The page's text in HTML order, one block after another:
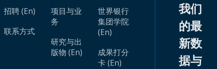
招聘 (En)
联系方式
项目与业
务
研究与出
版物 (En)
世界银行
集团学院
(En)
成果打分
卡 (En)
我们
的最
新数
据与